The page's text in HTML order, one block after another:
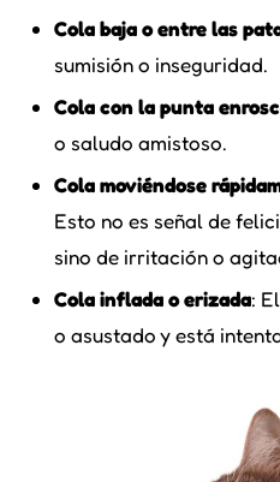
Cola baja o entre las
sumisión o inseguridad.
Cola con la punta
o saludo amistoso.
Cola moviéndose
Esto no es señal de
sino de irritación o
Cola inflada o erizada:
o asustado y está